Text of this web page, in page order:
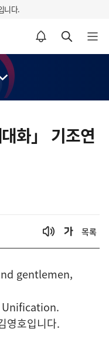
니다.
알림설정 바로가기 검색 바로가기 메뉴 열기
화」 기조연
목록
gentlemen,
영호입니다.